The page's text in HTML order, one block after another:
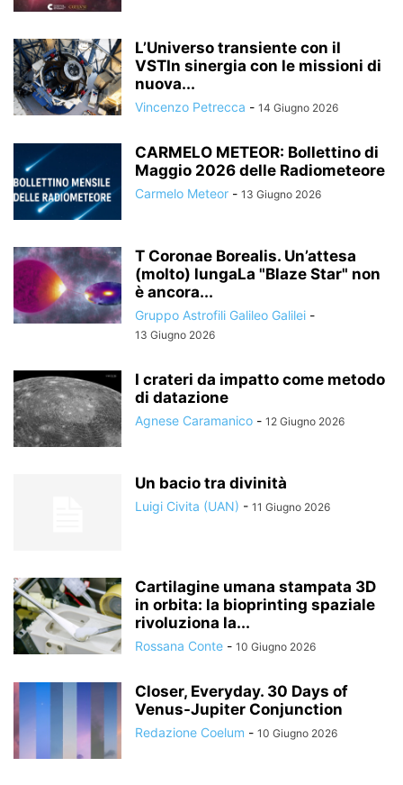
L’Universo transiente con il
VSTIn sinergia con le missioni di
nuova...
Vincenzo Petrecca - 14 Giugno 2026
CARMELO METEOR: Bollettino di
Maggio 2026 delle Radiometeore
Carmelo Meteor - 13 Giugno 2026
T Coronae Borealis. Un’attesa
(molto) lungaLa "Blaze Star" non
è ancora...
Gruppo Astrofili Galileo Galilei -
13 Giugno 2026
I crateri da impatto come metodo
di datazione
Agnese Caramanico - 12 Giugno 2026
Un bacio tra divinità
Luigi Civita (UAN) - 11 Giugno 2026
Cartilagine umana stampata 3D
in orbita: la bioprinting spaziale
rivoluziona la...
Rossana Conte - 10 Giugno 2026
Closer, Everyday. 30 Days of
Venus-Jupiter Conjunction
Redazione Coelum - 10 Giugno 2026